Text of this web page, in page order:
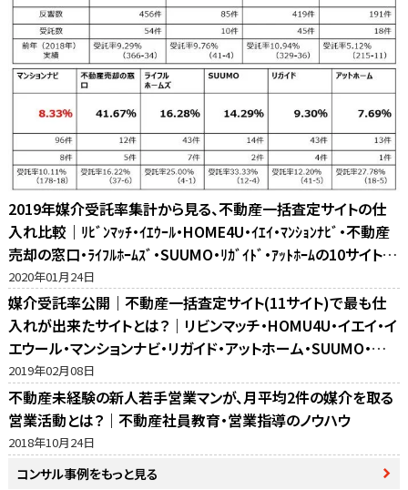
2019年媒介受託率集計から見る、不動産一括査定サイトの仕
入れ比較｜ﾘﾋﾞﾝﾏｯﾁ・ｲｴｳｰﾙ・HOME4U・ｲｴｲ・ﾏﾝｼｮﾝﾅﾋﾞ・不動産
売却の窓口・ﾗｲﾌﾙﾎｰﾑｽﾞ・SUUMO・ﾘｶﾞｲﾄﾞ・ｱｯﾄﾎｰﾑの10サイト比
較
2020年01月24日
媒介受託率公開｜不動産一括査定サイト(11サイト)で最も仕
入れが出来たサイトとは？｜リビンマッチ・HOMU4U・イエイ・イ
エウール・マンションナビ・リガイド・アットホーム・SUUMO・不
動産売却の窓口・ホームズ・マイナビの反響比較
2019年02月08日
不動産未経験の新人若手営業マンが、月平均2件の媒介を取る
営業活動とは？｜不動産社員教育・営業指導のノウハウ
2018年10月24日
コンサル事例をもっと見る